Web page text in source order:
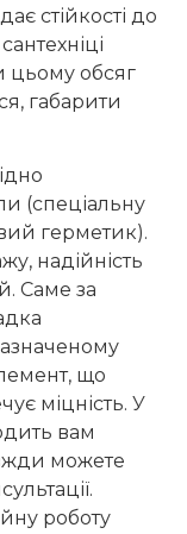
стійкості до
цьому обсяг
габарити
(спеціальну
герметик).
надійність
Саме за
що
міцність. У
вам
можете
роботу